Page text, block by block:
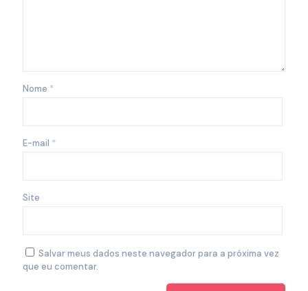
Nome *
E-mail *
Site
Salvar meus dados neste navegador para a próxima vez
que eu comentar.